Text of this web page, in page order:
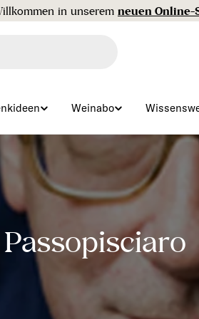
Weinabo